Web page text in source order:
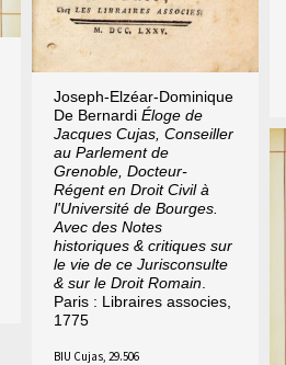
Joseph-Elzéar-Dominique
De BernardiÉloge de
Jacques Cujas, Conseiller
au Parlement de
Grenoble, Docteur-
Régent en Droit Civil à
l'Université de Bourges.
Avec des Notes
historiques & critiques sur
le vie de ce Jurisconsulte
& sur le Droit Romain.
Paris : Libraires associes,
1775
BIU Cujas, 29.506